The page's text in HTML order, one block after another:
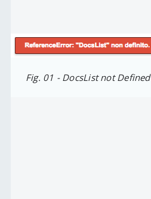
Fig. 01 - DocsList not Defined